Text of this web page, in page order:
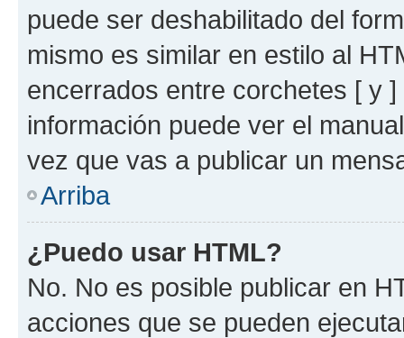
puede ser deshabilitado del
mismo es similar en estilo al
encerrados entre corchetes [ y
información puede ver el
vez que vas a publicar un
Arriba
¿Puedo usar HTML?
No. No es posible publicar en
acciones que se pueden